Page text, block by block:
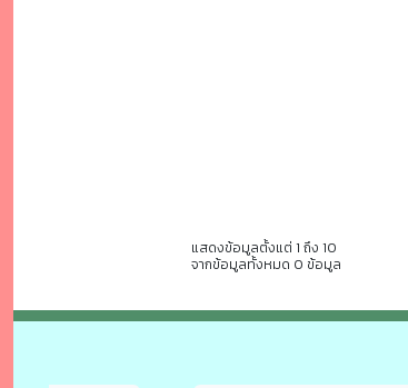
แสดงข้อมูลตั้งแต่ 1 ถึง 10
จากข้อมูลทั้งหมด 0 ข้อมูล